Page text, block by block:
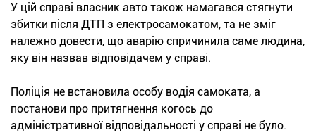
У цій справі власник авто також намагався стягнути
збитки після ДТП з електросамокатом, та не зміг
належно довести, що аварію спричинила саме людина,
яку він назвав відповідачем у справі.
Поліція не встановила особу водія самоката, а
постанови про притягнення когось до
адміністративної відповідальності у справі не було.